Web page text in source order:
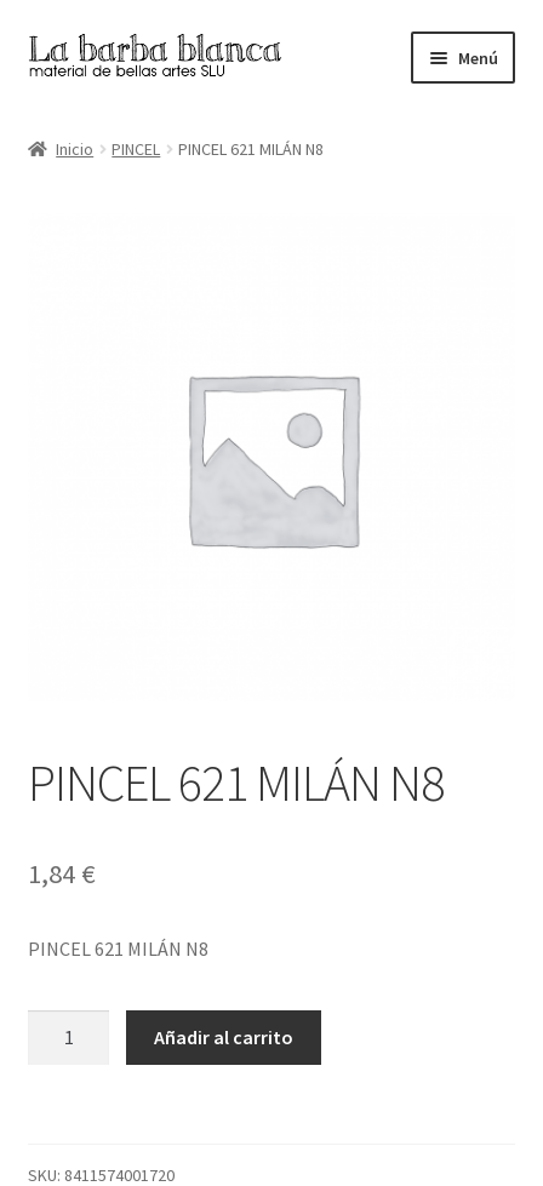
Ir
a
navegación
Ir
al
Menú
Inicio PINCEL PINCEL 621 MILÁN N8
PINCEL 621 MILÁN N8
1,84 €
PINCEL 621 MILÁN N8
Añadir al carrito
SKU: 8411574001720